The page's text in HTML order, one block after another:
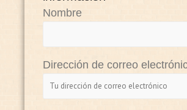
Nombre
Dirección de correo